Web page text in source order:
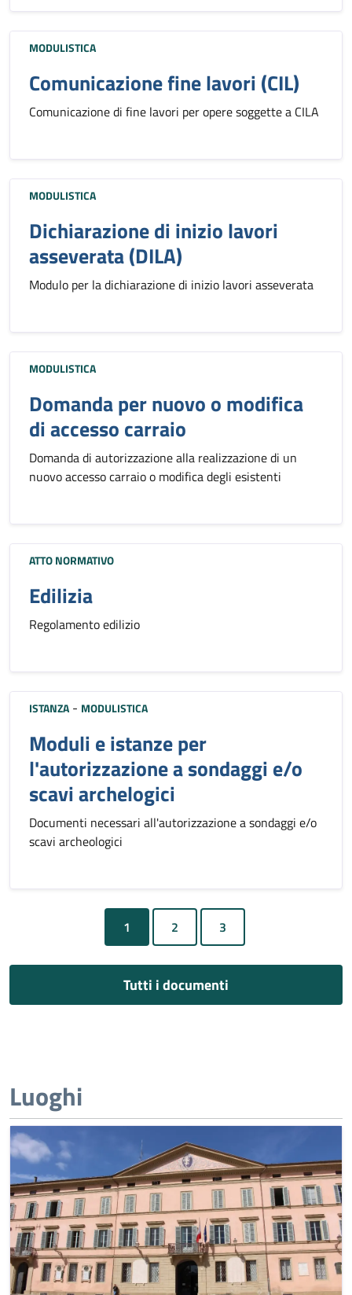
MODULISTICA
Comunicazione fine lavori (CIL)
Comunicazione di fine lavori per opere soggette a CILA
MODULISTICA
Dichiarazione di inizio lavori
asseverata (DILA)
Modulo per la dichiarazione di inizio lavori asseverata
MODULISTICA
Domanda per nuovo o modifica
di accesso carraio
Domanda di autorizzazione alla realizzazione di un
nuovo accesso carraio o modifica degli esistenti
ATTO NORMATIVO
Edilizia
Regolamento edilizio
ISTANZA - MODULISTICA
Moduli e istanze per
l'autorizzazione a sondaggi e/o
scavi archelogici
Documenti necessari all'autorizzazione a sondaggi e/o
scavi archeologici
1
Tutti i documenti
Luoghi